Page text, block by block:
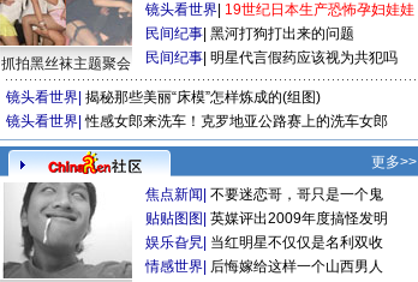
抓拍黑丝袜主题聚会
镜头看世界 19世纪日本生产恐怖孕妇娃娃
民间纪事 黑河打狗打出来的问题
民间纪事 明星代言假药应该视为共犯吗
镜头看世界 揭秘那些美丽“床模”怎样炼成的(组图)
镜头看世界 性感女郎来洗车！克罗地亚公路赛上的洗车女郎
更多>>
焦点新闻 不要迷恋哥，哥只是一个鬼
贴贴图图 英媒评出2009年度搞怪发明
娱乐旮旯 当红明星不仅仅是名利双收
情感世界 后悔嫁给这样一个山西男人